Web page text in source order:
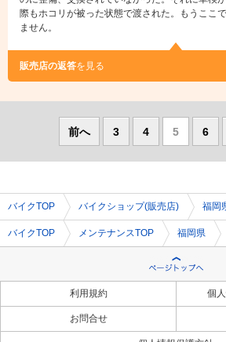
際もホコリが被った状態で渡された。もうここ
ません。
販売店の返答を見る
前へ 3 4 5 6
バイクTOP バイクショップ(販売店) 福岡
バイクTOP メンテナンスTOP 福岡県
利用規約 個
お問合せ